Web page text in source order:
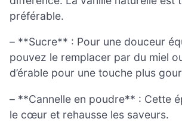
préférable.
– **Sucre** : Pour une douceur
pouvez le remplacer par du miel
d’érable pour une touche plus
– **Cannelle en poudre** : Cette
le cœur et rehausse les saveurs.